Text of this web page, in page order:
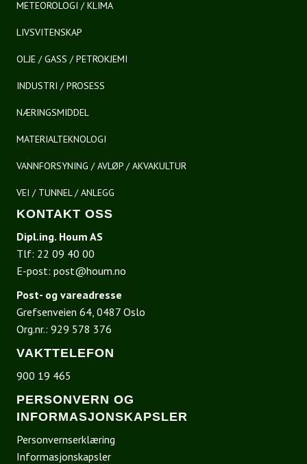
METEOROLOGI / KLIMA
LIVSVITENSKAP
OLJE / GASS / PETROKJEMI
INDUSTRI / PROSESS
NÆRINGSMIDDEL
MATERIALTEKNOLOGI
VANNFORSYNING / AVLØP / AKVAKULTUR
VEI / TUNNEL / ANLEGG
KONTAKT OSS
Dipl.ing. Houm AS
Tlf: 22 09 40 00
E-post: post@houm.no
Post- og vareadresse
Grefsenveien 64, 0487 Oslo
Org.nr.: 929 578 376
VAKTTELEFON
900 19 465
PERSONVERN OG
INFORMASJONSKAPSLER
Personvernserklæring
Informasjonskapsler